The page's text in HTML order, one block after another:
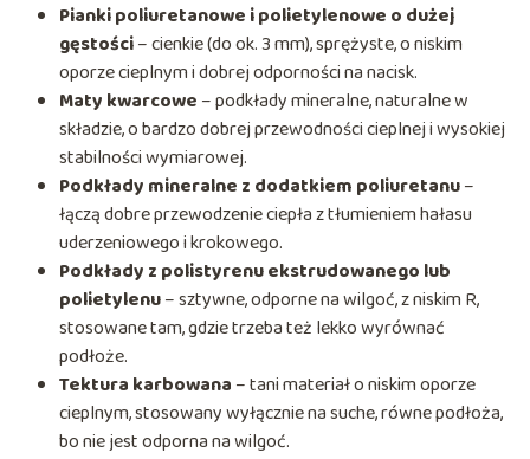
Pianki poliuretanowe i polietylenowe o dużej
gęstości– cienkie (do ok. 3 mm), sprężyste, o niskim
oporze cieplnym i dobrej odporności na nacisk.
Maty kwarcowe – podkłady mineralne, naturalne w
składzie, o bardzo dobrej przewodności cieplnej i wysokiej
stabilności wymiarowej.
Podkłady mineralne z dodatkiem poliuretanu–
łączą dobre przewodzenie ciepła z tłumieniem hałasu
uderzeniowego i krokowego.
Podkłady z polistyrenu ekstrudowanego lub
polietylenu– sztywne, odporne na wilgoć, z niskim R,
stosowane tam, gdzie trzeba też lekko wyrównać
podłoże.
Tektura karbowana – tani materiał o niskim oporze
cieplnym, stosowany wyłącznie na suche, równe podłoża,
bo nie jest odporna na wilgoć.